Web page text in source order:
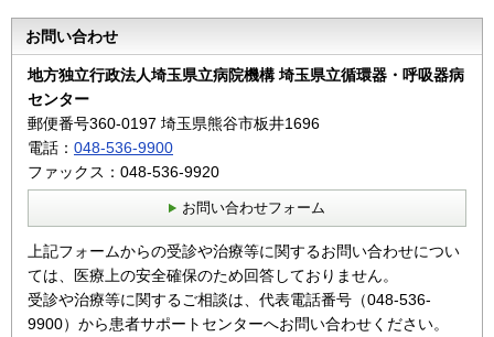
お問い合わせ
地方独立行政法人埼玉県立病院機構 埼玉県立循環器・呼吸器病
センター
郵便番号360-0197 埼玉県熊谷市板井1696
電話： 048-536-9900
ファックス：048-536-9920
お問い合わせフォーム
上記フォームからの受診や治療等に関するお問い合わせについ
ては、医療上の安全確保のため回答しておりません。
受診や治療等に関するご相談は、代表電話番号（048-536-
9900）から患者サポートセンターへお問い合わせください。